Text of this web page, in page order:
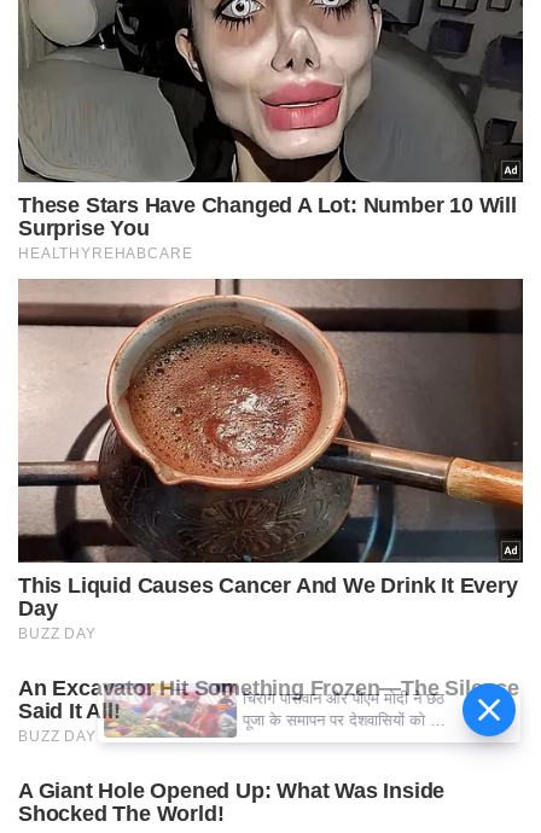
चिराग पासवान और पीएम मोदी ने छठ
पूजा के समापन पर देशवासियों को दी
शुभकामनाएं, छठी मैया से देश की